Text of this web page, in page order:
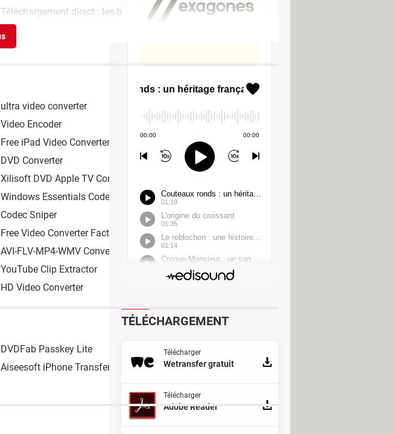
Téléchargement direct : les bonnes adresses des sites pirates
Accueil - Outils
ultra video converter
Video Encoder
Free iPad Video Converter
DVD Converter
Xilisoft DVD Apple TV Converter for Mac
Windows Essentials Codec Pack
Codec Sniper
Free Video Converter Factory Pro
AVI-FLV-MP4-WMV Converter
YouTube Clip Extractor
HD Video Converter
DVDFab Passkey Lite
Aiseesoft iPhone Transfer
TÉLÉCHARGEMENT
Télécharger
Wetransfer gratuit
Télécharger
Adobe Reader